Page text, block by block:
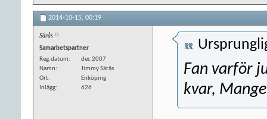
2014-10-15, 00:19
Särås
Samarbetspartner
Reg.datum
dec 2007
Namn
Jimmy Särås
Ort
Enköping
Inlägg
626
Fan varför
kvar,